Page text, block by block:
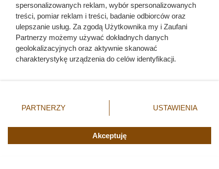
Ostatnie godziny komendanta
Auschwitz. Odtajnione zdjęcia
pokazują, co działo się przed
spersonalizowanych reklam, wybór spersonalizowanych
treści, pomiar reklam i treści, badanie odbiorców oraz
ulepszanie usług. Za zgodą Użytkownika my i Zaufani
Partnerzy możemy używać dokładnych danych
geolokalizacyjnych oraz aktywnie skanować
charakterystykę urządzenia do celów identyfikacji.
zmienić/wycofać klikając przycisk ustawień prywatności
znajdujący się w lewym dolnym rogu strony. Niektóre
użytkownika, ale masz prawo sprzeciwić się takiemu
przetwarzaniu. Preferencje będą miały zastosowania tylko
PARTNERZY USTAWIENIA
Akceptuję